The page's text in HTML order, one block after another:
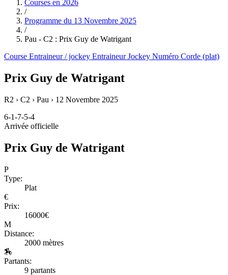
Courses en 2026
/
Programme du 13 Novembre 2025
/
Pau - C2 : Prix Guy de Watrigant
Course Entraineur / jockey EntraineurJockey Numéro Corde (plat)
Prix Guy de Watrigant
R2 › C2 › Pau › 12 Novembre 2025
6-1-7-5-4
Arrivée officielle
Prix Guy de Watrigant
P
Type:
Plat
€
Prix:
16000€
M
Distance:
2000 mètres
🏇
Partants:
9 partants